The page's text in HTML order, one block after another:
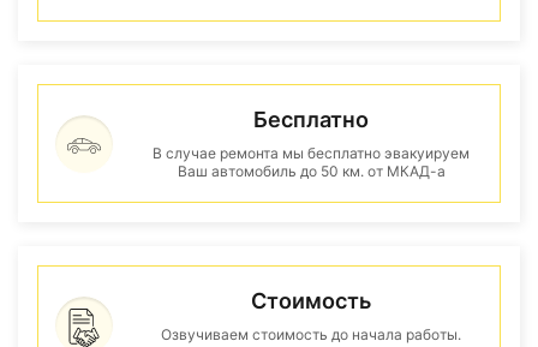
Бесплатно
В случае ремонта мы бесплатно эвакуируем
Ваш автомобиль до 50 км. от МКАД-а
Стоимость
Озвучиваем стоимость до начала работы.